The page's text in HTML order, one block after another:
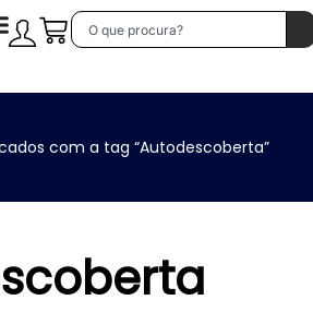
com a tag “Autodescoberta”